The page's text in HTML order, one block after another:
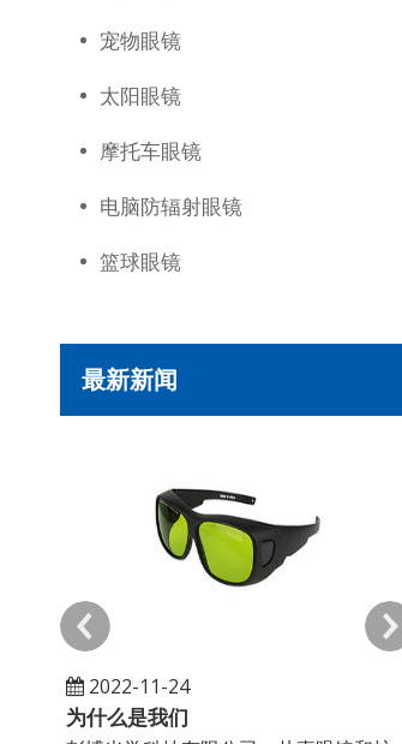
宠物眼镜
太阳眼镜
摩托车眼镜
电脑防辐射眼镜
篮球眼镜
最新新闻
2022-11-24
为什么是我们